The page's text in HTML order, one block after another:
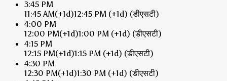
3:45 PM
11:45 AM(+1d)12:45 PM (+1d) (डीएसटी)
4:00 PM
12:00 PM(+1d)1:00 PM (+1d) (डीएसटी)
4:15 PM
12:15 PM(+1d)1:15 PM (+1d) (डीएसटी)
4:30 PM
12:30 PM(+1d)1:30 PM (+1d) (डीएसटी)